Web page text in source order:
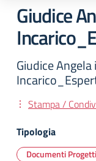
Giudice
Giudice Angela
Stampa /
Tipologia
Documenti Progetti